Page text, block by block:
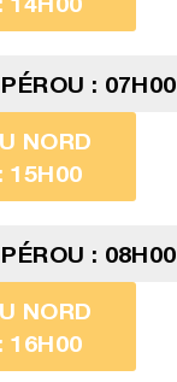
PÉROU : 07H00
NORD
15H00
PÉROU : 08H00
NORD
16H00